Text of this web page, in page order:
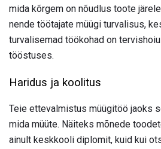
mida kõrgem on nõudlus toote
nende töötajate müügi turvalisus,
turvalisemad töökohad on
tööstuses.
Haridus ja koolitus
Teie ettevalmistus müügitöö jaoks
mida müüte. Näiteks mõnede
ainult keskkooli diplomit, kuid kui